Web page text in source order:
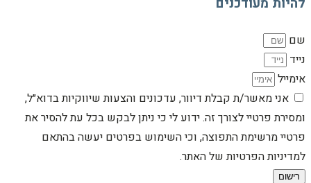
שם
נייד
אימייל
אני מאשר/ת קבלת דיוור, עדכונים והצעות שיווקיות בדוא״ל,
ומסירת פרטיי לצורך זה. ידוע לי כי ניתן לבקש בכל עת להסיר את
פרטיי מרשימת התפוצה, וכי השימוש בפרטים יעשה בהתאם
למדיניות הפרטיות של האתר.
רישום